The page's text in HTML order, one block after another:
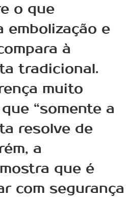
o que
embolização e
à
tradicional.
muito
“somente a
resolve de
a
que é
com segurança